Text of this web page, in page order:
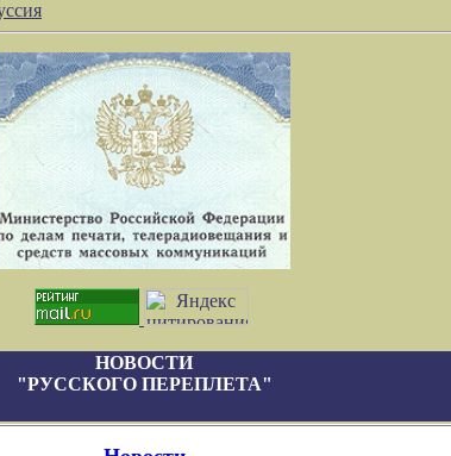
НОВОСТИ
"РУССКОГО ПЕРЕПЛЕТА"